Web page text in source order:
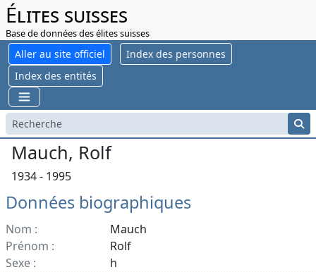
Élites suisses
Base de données des élites suisses
Aller au site officiel
Index des personnes
Index des entités
Mauch, Rolf
1934 - 1995
Données biographiques
Nom :
Mauch
Prénom :
Rolf
Sexe :
h